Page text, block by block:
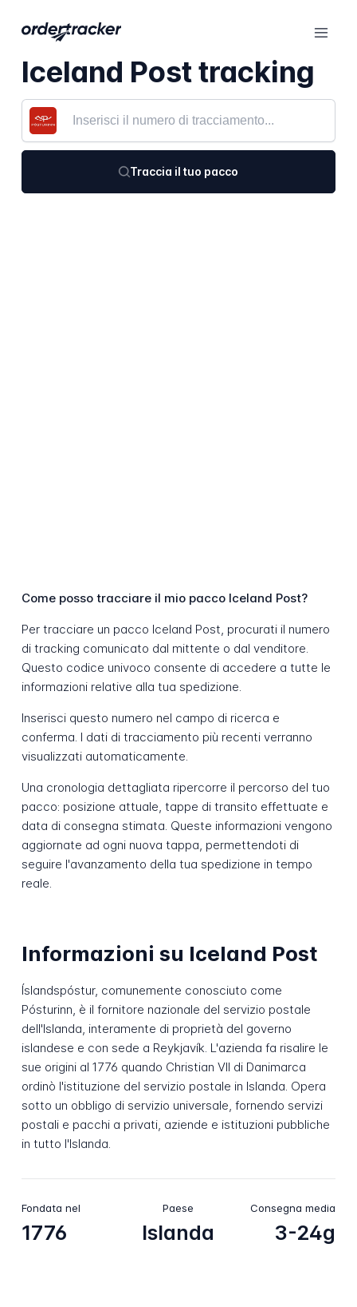
Iceland Post tracking
Traccia il tuo pacco
Come posso tracciare il mio pacco Iceland Post?
Per tracciare un pacco Iceland Post, procurati il numero
di tracking comunicato dal mittente o dal venditore.
Questo codice univoco consente di accedere a tutte le
informazioni relative alla tua spedizione.
Inserisci questo numero nel campo di ricerca e
conferma. I dati di tracciamento più recenti verranno
visualizzati automaticamente.
Una cronologia dettagliata ripercorre il percorso del tuo
pacco: posizione attuale, tappe di transito effettuate e
data di consegna stimata. Queste informazioni vengono
aggiornate ad ogni nuova tappa, permettendoti di
seguire l'avanzamento della tua spedizione in tempo
reale.
Informazioni su Iceland Post
Íslandspóstur, comunemente conosciuto come
Pósturinn, è il fornitore nazionale del servizio postale
dell'Islanda, interamente di proprietà del governo
islandese e con sede a Reykjavík. L'azienda fa risalire le
sue origini al 1776 quando Christian VII di Danimarca
ordinò l'istituzione del servizio postale in Islanda. Opera
sotto un obbligo di servizio universale, fornendo servizi
postali e pacchi a privati, aziende e istituzioni pubbliche
in tutto l'Islanda.
Fondata nel
1776
Paese
Islanda
Consegna media
3-24g